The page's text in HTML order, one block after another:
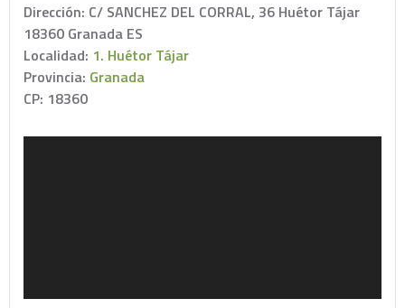
Dirección: C/ SANCHEZ DEL CORRAL, 36 Huétor Tájar
18360 Granada ES
Localidad: 1. Huétor Tájar
Provincia: Granada
CP: 18360